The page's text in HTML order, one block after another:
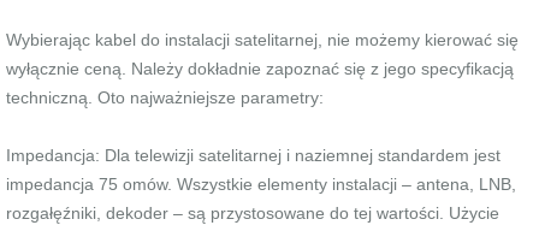
Wybierając kabel do instalacji satelitarnej, nie możemy kierować się
wyłącznie ceną. Należy dokładnie zapoznać się z jego specyfikacją
techniczną. Oto najważniejsze parametry:
Impedancja: Dla telewizji satelitarnej i naziemnej standardem jest
impedancja 75 omów. Wszystkie elementy instalacji – antena, LNB,
rozgałęźniki, dekoder – są przystosowane do tej wartości. Użycie